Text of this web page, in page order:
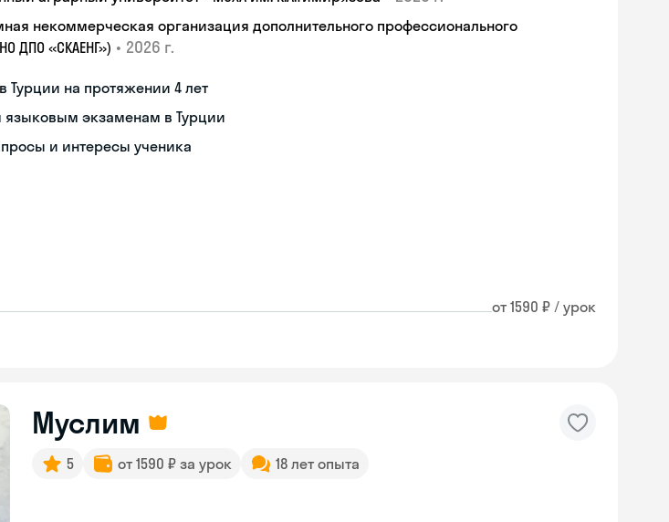
некоммерческая организация дополнительного профессионального
ДПО «СКАЕНГ») • 2026 г.
Турции на протяжении 4 лет
языковым экзаменам в Турции
и интересы ученика
от 1590 ₽ / урок
Муслим
5 от 1590 ₽ за урок 18 лет опыта